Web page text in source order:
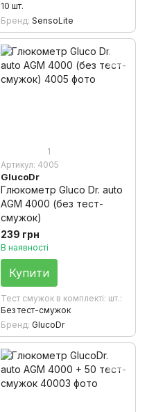
10 шт.
Бренд SensoLite
1
Артикул: 4005
GlucoDr
Глюкометр Gluсo Dr. auto
AGM 4000 (без тест-
смужок)
239 грн
В наявності
Купити
Тест смужок в комплекті: шт.
Без тест-смужок
Бренд GlucoDr